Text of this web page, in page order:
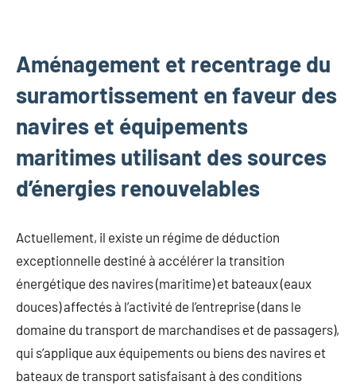
Aménagement et recentrage du
suramortissement en faveur des
navires et équipements
maritimes utilisant des sources
d’énergies renouvelables
Actuellement, il existe un régime de déduction
exceptionnelle destiné à accélérer la transition
énergétique des navires (maritime) et bateaux (eaux
douces) affectés à l’activité de l’entreprise (dans le
domaine du transport de marchandises et de passagers),
qui s’applique aux équipements ou biens des navires et
bateaux de transport satisfaisant à des conditions